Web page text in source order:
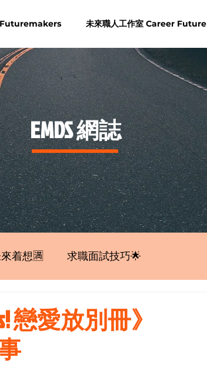
Futuremakers 未來職人工作室 Career Future
​EMDS 網誌
着想🈵 求職面試技巧🌟
戀愛放別冊》